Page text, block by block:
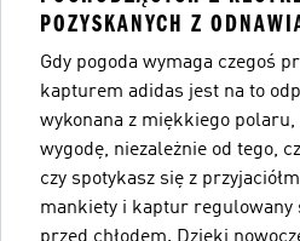
POZYSKANYCH Z
Gdy pogoda wymaga czegoś
kapturem adidas jest na to
wykonana z miękkiego polaru,
wygodę, niezależnie od tego,
czy spotykasz się z
mankiety i kaptur regulowany